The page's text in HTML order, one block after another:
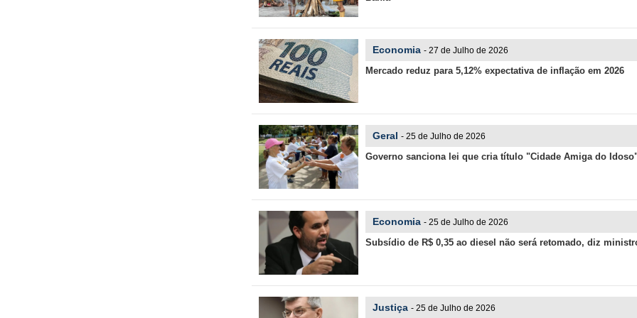
Economia - 27 de Julho de 2026
Mercado reduz para 5,12% expectativa de inflação em 2026
Geral - 25 de Julho de 2026
Governo sanciona lei que cria título "Cidade Amiga do
Economia - 25 de Julho de 2026
Subsídio de R$ 0,35 ao diesel não será retomado, diz
Justiça - 25 de Julho de 2026